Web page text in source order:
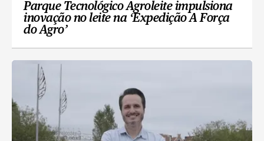
Parque Tecnológico Agroleite impulsiona
inovação no leite na ‘Expedição A Força
do Agro’